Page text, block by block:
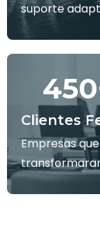
suporte
Clientes
450
Empresas